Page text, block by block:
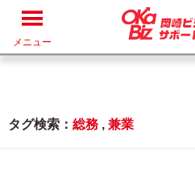
メニュー
タグ検索： 総務 , 兼業